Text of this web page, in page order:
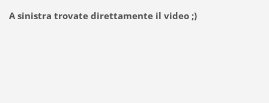
A sinistra trovate direttamente il video ;)